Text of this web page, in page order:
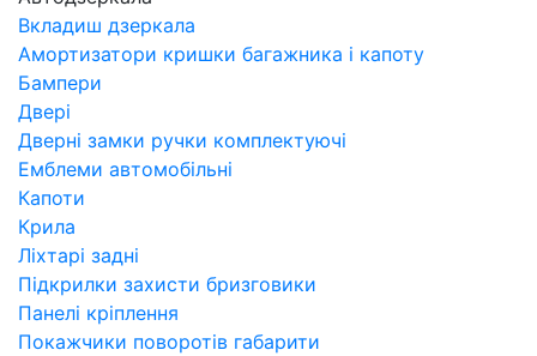
Вкладиш дзеркала
Амортизатори кришки багажника і капоту
Бампери
Двері
Дверні замки ручки комплектуючі
Емблеми автомобільні
Капоти
Крила
Ліхтарі задні
Підкрилки захисти бризговики
Панелі кріплення
Покажчики поворотів габарити